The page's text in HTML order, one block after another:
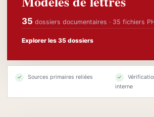
35 dossiers documentaires · 35 fichiers
Explorer les 35 dossiers
✓ Sources primaires reliées ✓
interne